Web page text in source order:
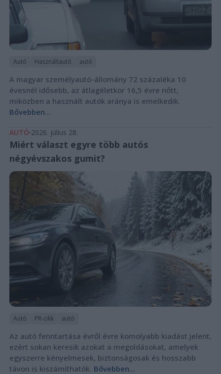
Autó Használtautó autó
A magyar személyautó-állomány 72 százaléka 10
évesnél idősebb, az átlagéletkor 16,5 évre nőtt,
miközben a használt autók aránya is emelkedik.
Bővebben...
AUTÓ 2026. július 28.
Miért választ egyre több autós
négyévszakos gumit?
Autó PR-cikk autó
Az autó fenntartása évről évre komolyabb kiadást jelent,
ezért sokan keresik azokat a megoldásokat, amelyek
egyszerre kényelmesek, biztonságosak és hosszabb
távon is kiszámíthatók. Bővebben...